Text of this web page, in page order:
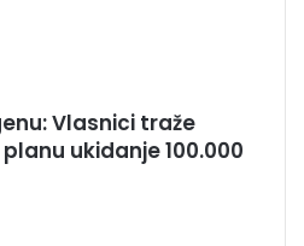
Vlasnici traže
ukidanje 100.000